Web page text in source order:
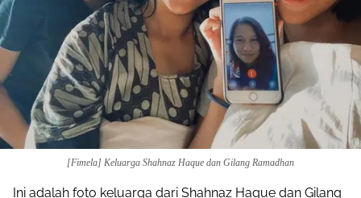
[Fimela] Keluarga Shahnaz Haque dan Gilang Ramadhan
Ini adalah foto keluarga dari Shahnaz Haque dan Gilang